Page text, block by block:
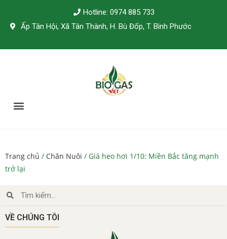
Hotline: 0974 885 733
Ấp Tân Hội, Xã Tân Thành, H. Bù Đốp, T. Bình Phước
Trang chủ / Chăn Nuôi / Giá heo hơi 1/10: Miền Bắc tăng mạnh
trở lại
VỀ CHÚNG TÔI